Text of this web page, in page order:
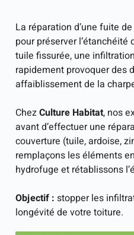
La réparation d’une fuite
pour préserver
tuile fissurée, une
rapidement provoquer des
affaiblissement de la
ChezCulture Habitat, nos
avant d’effectuer une
couverture (tuile, ardoise,
remplaçons les éléments
hydrofuge et rétablissons
Objectif : stopper les
longévité de votre toiture.